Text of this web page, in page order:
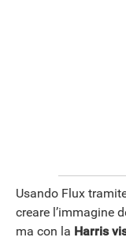
Usando Flux
creare l’immagine
ma con la Harris